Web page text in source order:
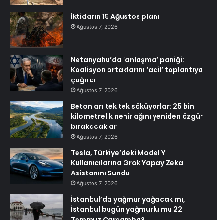
İktidarın 15 Ağustos planı
Ağustos 7, 2026
Netanyahu’da ‘anlaşma’ paniği:
Koalisyon ortaklarını ‘acil’ toplantıya
çağırdı
Ağustos 7, 2026
Betonları tek tek söküyorlar: 25 bin
kilometrelik nehir ağını yeniden özgür
bırakacaklar
Ağustos 7, 2026
Tesla, Türkiye’deki Model Y
Kullanıcılarına Grok Yapay Zeka
Asistanını Sundu
Ağustos 7, 2026
İstanbul’da yağmur yağacak mı,
İstanbul bugün yağmurlu mu 22